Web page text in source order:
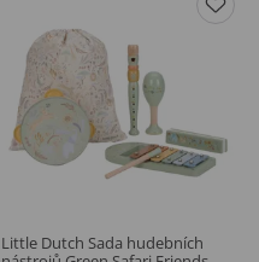
Little Dutch Sada hudebních